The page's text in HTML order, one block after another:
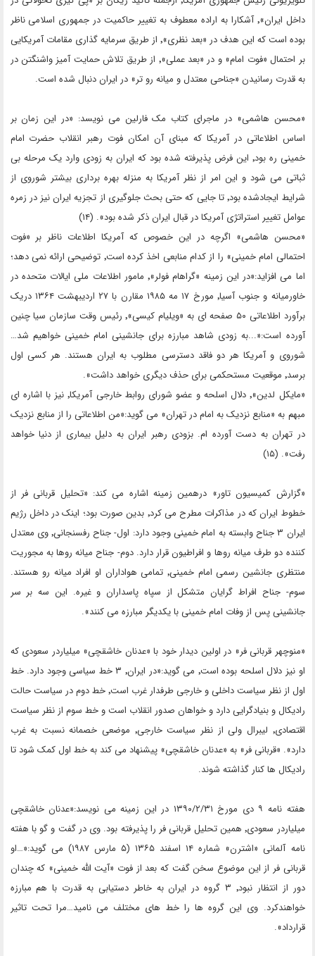
داخل ایران»٬ آشکارا به اراده معطوف به تغییر حاکمیت در جمهوری اسلامی ناظر
بوده است که این هدف در «بعد نظری»٬ از طریق سرمایه گذاری مقامات آمریکایی
بر احتمال «فوت امام» و در «بعد عملی»٬ از طریق تلاش حمایت آمیز واشنگتن در
به قدرت رسانیدن «جناحی معتدل و میانه رو تر» در ایران دنبال شده است.
«محسن هاشمی» در ماجرای کتاب مک فارلین می نویسد: «در این زمان بر
اساس اطلاعاتی در آمریکا که مبنای آن امکان فوت رهبر انقلاب حضرت امام
خمینی ره بود٬ این فرض پذیرفته شده بود که ایران به زودی وارد یک مرحله بی
ثباتی می شود و این امر از نظر آمریکا به منزله بهره برداری بیشتر شوروی از
شرایط ایجادشده بود٬ تا جایی که حتی بحث جلوگیری از تجزیه ایران نیز در زمره
عوامل تغییر استراتژی آمریکا در قبال ایران ذکر شده بود». (۱۴)
«محسن هاشمی» اگرچه در این خصوص که آمریکا اطلاعات ناظر بر «فوت
احتمالی امام خمینی» را از کدام منابعی اخذ کرده است٬ توضیحی ارائه نمی دهد؛
اما می افزاید:«در این زمینه «گراهام فولر»٬ مامور اطلاعات ملی ایالات متحده در
خاورمیانه و جنوب آسیا٬ مورخ ۱۷ مه ۱۹۸۵ مقارن با ۲۷ اردیبهشت ۱۳۶۴ دریک
برآورد اطلاعاتی ۵۰ صفحه ای به «ویلیام کیسی»٬ رئیس وقت سازمان سیا چنین
آورده است:«...به زودی شاهد مبارزه برای جانشینی امام خمینی خواهیم شد…
شوروی و آمریکا هر دو فاقد دسترسی مطلوب به ایران هستند. هر کسی اول
برسد٬ موقعیت مستحکمی برای حذف دیگری خواهد داشت».
«مایکل لدین»٬ دلال اسلحه و عضو شورای روابط خارجی آمریکا٬ نیز با اشاره ای
مبهم به «منابع نزدیک به امام در تهران» می گوید:«من اطلاعاتی را از منابع نزدیک
در تهران به دست آورده ام. بزودی رهبر ایران به دلیل بیماری از دنیا خواهد
رفت». (۱۵)
«گزارش کمیسیون تاور» درهمین زمینه اشاره می کند: «تحلیل قربانی فر از
خطوط ایران که در مذاکرات مطرح می کرد٬ بدین صورت بود؛ اینک در داخل رژیم
ایران ۳ جناح وابسته به امام خمینی وجود دارد: اول- جناح رفسنجانی٬ وی معتدل
کننده دو طرف میانه روها و افراطیون قرار دارد. دوم- جناح میانه روها به مجوریت
منتظری جانشین رسمی امام خمینی٬ تمامی هواداران او افراد میانه رو هستند.
سوم- جناح افراط گرایان متشکل از سپاه پاسداران و غیره. این سه بر سر
جانشینی پس از وفات امام خمینی با یکدیگر مبارزه می کنند».
«منوچهر قربانی فر» در اولین دیدار خود با «عدنان خاشقچی» میلیاردر سعودی که
او نیز دلال اسلحه بوده است٬ می گوید:«در ایران٬ ۳ خط سیاسی وجود دارد. خط
اول از نظر سیاست داخلی و خارجی طرفدار غرب است٬ خط دوم در سیاست حالت
رادیکال و بنیادگرایی دارد و خواهان صدور انقلاب است و خط سوم از نظر سیاست
اقتصادی٬ لیبرال ولی از نظر سیاست خارجی٬ موضعی خصمانه نسبت به غرب
دارد». «قربانی فر» به «عدنان خاشقچی» پیشنهاد می کند به خط اول کمک شود تا
رادیکال ها کنار گذاشته شوند.
هفته نامه ۹ دی مورخ ۱۳۹۰/۲/۳۱ در این زمینه می نویسد:«عدنان خاشقچی
میلیاردر سعودی٬ همین تحلیل قربانی فر را پذیرفته بود. وی در گفت و گو با هفته
نامه آلمانی «اشترن» شماره ۱۴ اسفند ۱۳۶۵ (۵ مارس ۱۹۸۷) می گوید:«…او
قربانی فر از این موضوع سخن گفت که بعد از فوت «آیت الله خمینی» که چندان
دور از انتظار نبود٬ ۳ گروه در ایران به خاطر دستیابی به قدرت با هم مبارزه
خواهندکرد. وی این گروه ها را خط های مختلف می نامید…مرا تحت تاثیر
قرارداد».